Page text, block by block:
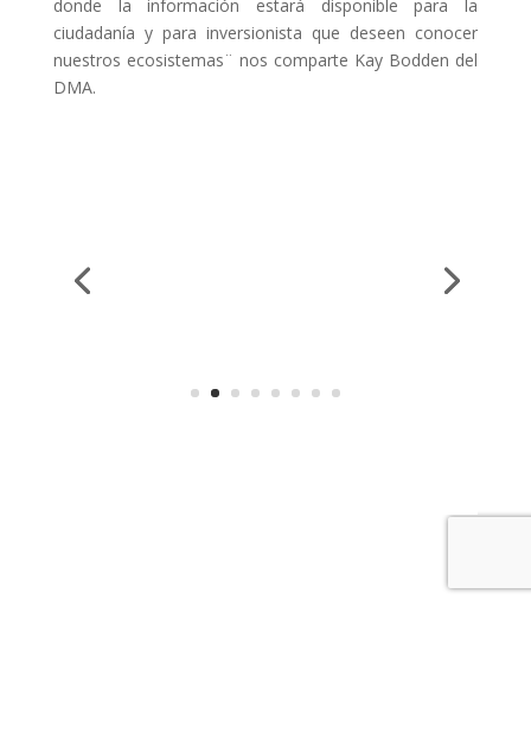
donde la información estará disponible para la
ciudadanía y para inversionista que deseen conocer
nuestros ecosistemas¨ nos comparte Kay Bodden del
DMA.